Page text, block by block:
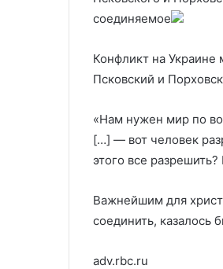
соединяемое
Конфликт на
Псковский и
«Нам нужен мир по
[…] — вот человек
этого все
Важнейшим для
соединить, казалось
adv.rbc.ru
которого задержали Дурова